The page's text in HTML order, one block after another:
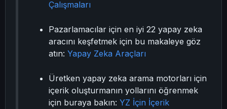
Çalışmaları
Pazarlamacılar için en iyi 22 yapay zeka
aracını keşfetmek için bu makaleye göz
atın: Yapay Zeka Araçları
Üretken yapay zeka arama motorları için
içerik oluşturmanın yollarını öğrenmek
için buraya bakın: YZ İçin İçerik